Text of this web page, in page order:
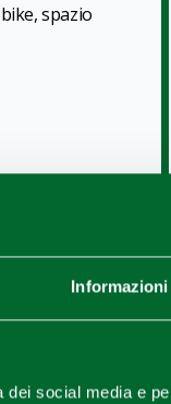
social media e
spazio